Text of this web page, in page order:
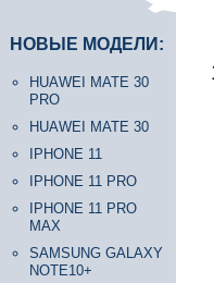
НОВЫЕ МОДЕЛИ:
HUAWEI MATE 30
PRO
HUAWEI MATE 30
IPHONE 11
IPHONE 11 PRO
IPHONE 11 PRO
MAX
SAMSUNG GALAXY
NOTE10+